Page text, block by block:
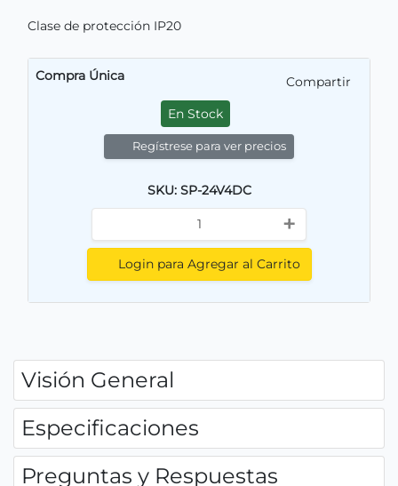
Clase de protección IP20
Compra Única
Compartir
En Stock
Regístrese para ver precios
SKU: SP-24V4DC
+
Login para Agregar al Carrito
Visión General
Especificaciones
Preguntas y Respuestas